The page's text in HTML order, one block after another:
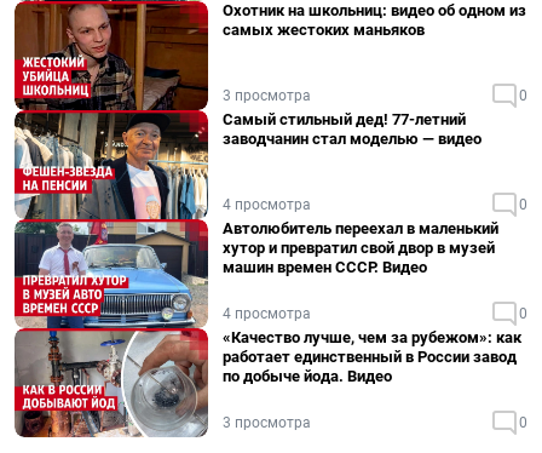
Охотник на школьниц: видео об одном из
самых жестоких маньяков
3 просмотра 0
Самый стильный дед! 77-летний
заводчанин стал моделью — видео
4 просмотра 0
Автолюбитель переехал в маленький
хутор и превратил свой двор в музей
машин времен СССР. Видео
4 просмотра 0
«Качество лучше, чем за рубежом»: как
работает единственный в России завод
по добыче йода. Видео
3 просмотра 0